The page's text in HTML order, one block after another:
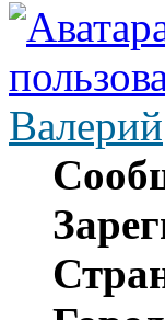
Валерий